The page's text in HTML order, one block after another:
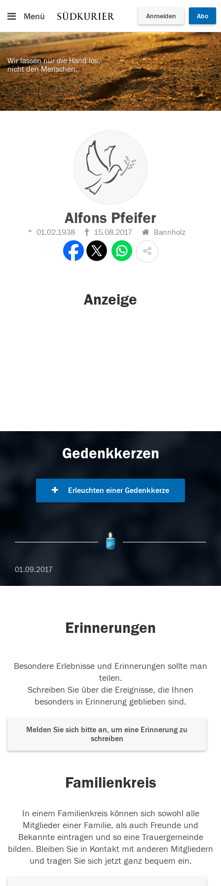
Menü Anmelden Abo
Wir lassen nur die Hand los,
nicht den Menschen.
Alfons Pfeifer
01.02.1938 15.08.2017 Bannholz
Anzeige
Gedenkkerzen
Erleuchten einer Gedenkkerze
01.09.2017
Erinnerungen
Besondere Erlebnisse und Erinnerungen sollte man
teilen.
Schreiben Sie über die Ereignisse, die Ihnen
besonders in Erinnerung geblieben sind.
Melden Sie sich bitte an, um eine Erinnerung zu
schreiben
Familienkreis
In einem Familienkreis können sich sowohl alle
Mitglieder einer Familie, als auch Freunde und
Bekannte eintragen und so eine Trauergemeinde
bilden. Bleiben Sie in Kontakt mit anderen Mitgliedern
und tragen Sie sich jetzt ganz bequem ein.